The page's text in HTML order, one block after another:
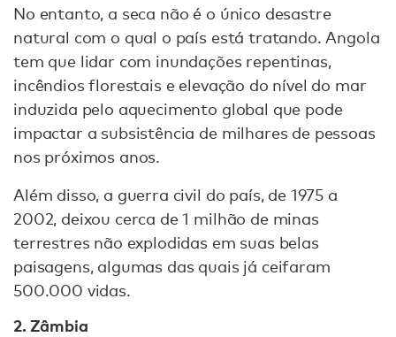
No entanto, a seca não é o único desastre
natural com o qual o país está tratando. Angola
tem que lidar com inundações repentinas,
incêndios florestais e elevação do nível do mar
induzida pelo aquecimento global que pode
impactar a subsistência de milhares de pessoas
nos próximos anos.
Além disso, a guerra civil do país, de 1975 a
2002, deixou cerca de 1 milhão de minas
terrestres não explodidas em suas belas
paisagens, algumas das quais já ceifaram
500.000 vidas.
2. Zâmbia